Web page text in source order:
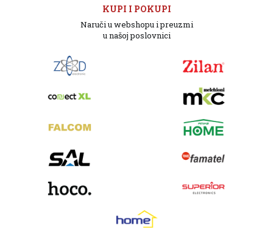
KUPI I POKUPI
Naruči u webshopu i preuzmi
u našoj poslovnici